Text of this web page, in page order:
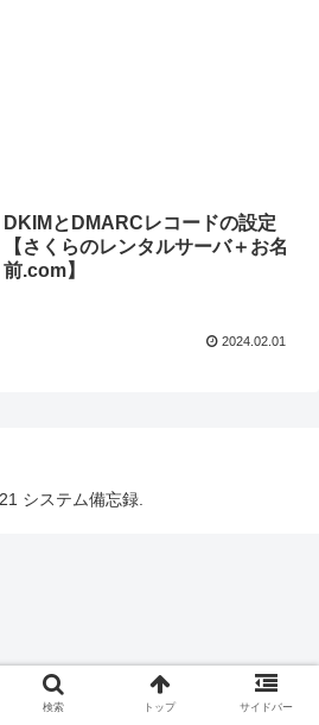
DKIMとDMARCレコードの設定
【さくらのレンタルサーバ＋お名
前.com】
2024.02.01
システム備忘録.
検索 トップ サイドバー